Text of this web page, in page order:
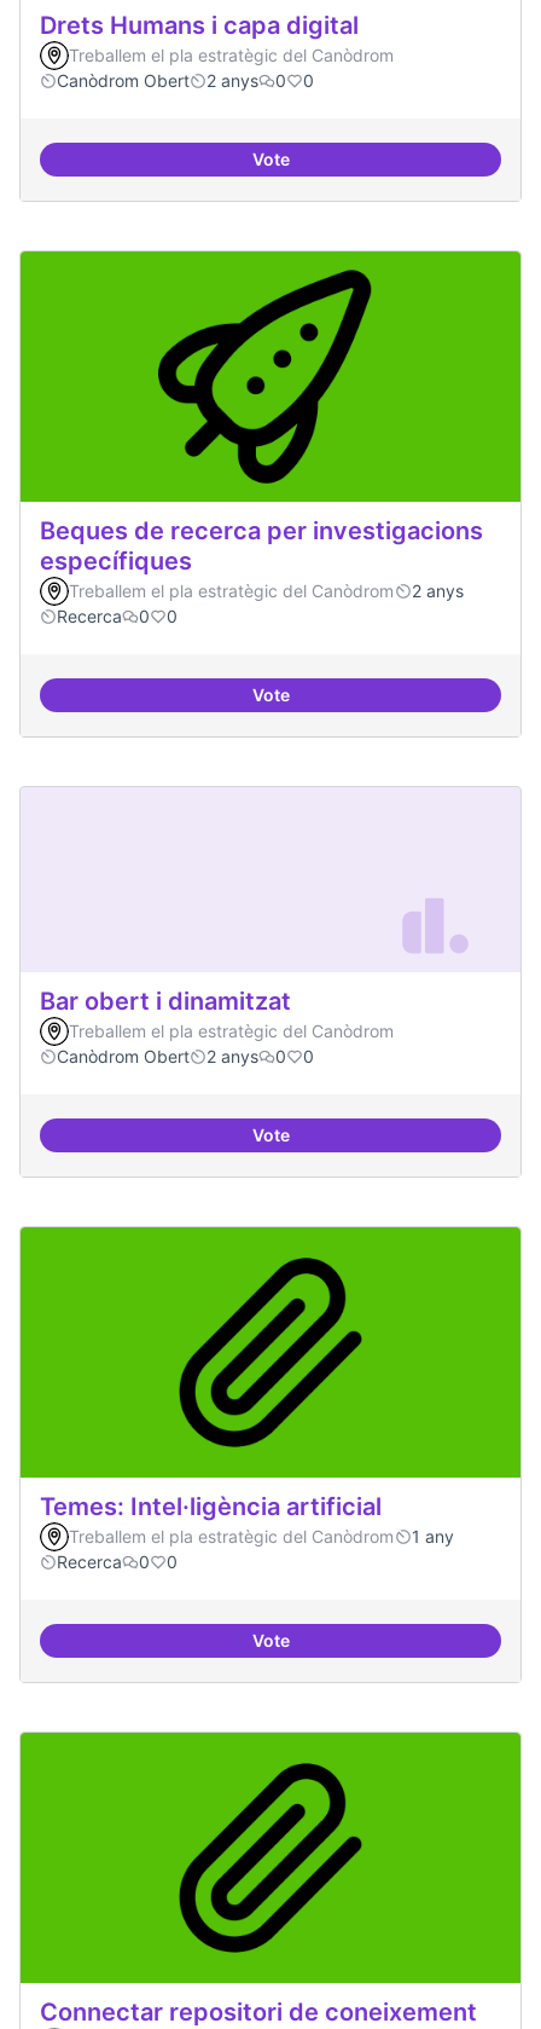
Drets Humans i capa digital
Treballem el pla estratègic del Canòdrom
Canòdrom Obert
2 anys 0 0
VoteDrets Humans i capa digital
Beques de recerca per investigacions
específiques
Treballem el pla estratègic del Canòdrom
2 anys
Recerca
0 0
VoteBeques de recerca per
Bar obert i dinamitzat
Treballem el pla estratègic del Canòdrom
Canòdrom Obert
2 anys 0 0
VoteBar obert i dinamitzat
Temes: Intel·ligència artificial
Treballem el pla estratègic del Canòdrom
1 any
Recerca
0 0
VoteTemes: Intel·ligència artificial
Connectar repositori de coneixement